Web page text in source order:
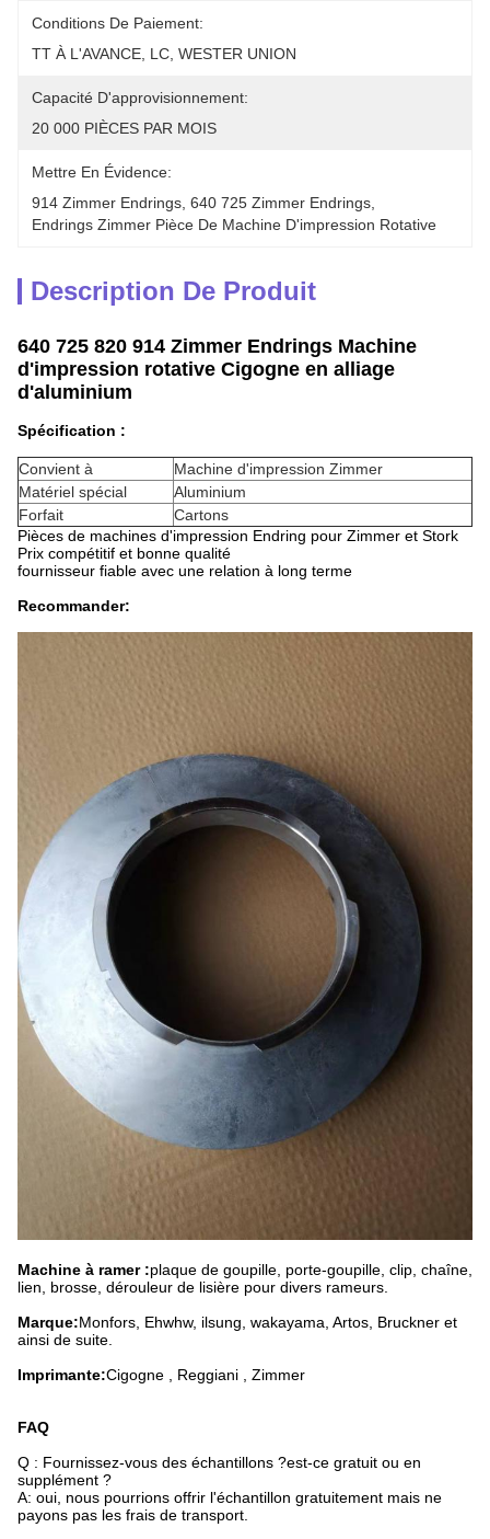
Conditions De Paiement:
TT À L'AVANCE, LC, WESTER UNION
Capacité D'approvisionnement:
20 000 PIÈCES PAR MOIS
Mettre En Évidence:
914 Zimmer Endrings 640 725 Zimmer Endrings
Endrings Zimmer Pièce De Machine D'impression Rotative
Description De Produit
640 725 820 914 Zimmer Endrings Machine
d'impression rotative Cigogne en alliage
d'aluminium
Spécification :
Convient à
Machine d'impression Zimmer
Matériel spécial
Aluminium
Forfait
Cartons
Pièces de machines d'impression Endring pour Zimmer et Stork
Prix ​​compétitif et bonne qualité
fournisseur fiable avec une relation à long terme
Recommander:
Machine à ramer :plaque de goupille, porte-goupille, clip, chaîne,
lien, brosse, dérouleur de lisière pour divers rameurs.
Marque:Monfors, Ehwhw, ilsung, wakayama, Artos, Bruckner et
ainsi de suite.
Imprimante:Cigogne , Reggiani , Zimmer
FAQ
Q : Fournissez-vous des échantillons ?est-ce gratuit ou en
supplément ?
A: oui, nous pourrions offrir l'échantillon gratuitement mais ne
payons pas les frais de transport.